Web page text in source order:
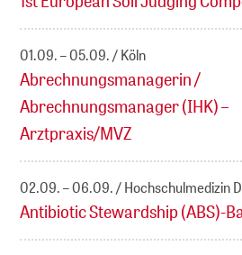
01.09. – 05.09. Köln
Abrechnungsmanagerin /
Abrechnungsmanager (IHK) –
Arztpraxis/MVZ
02.09. – 06.09. Hochschulmedizin
Antibiotic Stewardship (ABS)-